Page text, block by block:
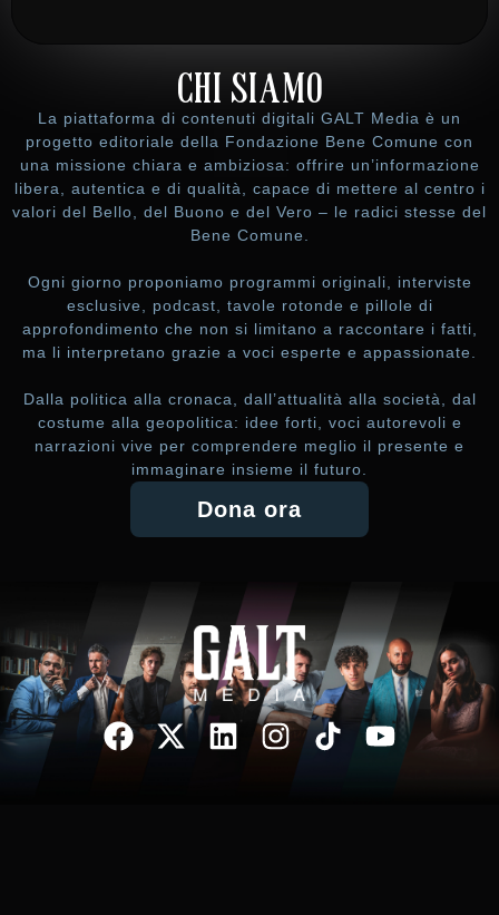
CHI SIAMO
La piattaforma di contenuti digitali GALT Media è un
progetto editoriale della Fondazione Bene Comune con
una missione chiara e ambiziosa: offrire un’informazione
libera, autentica e di qualità, capace di mettere al centro i
valori del Bello, del Buono e del Vero – le radici stesse del
Bene Comune.
Ogni giorno proponiamo programmi originali, interviste
esclusive, podcast, tavole rotonde e pillole di
approfondimento che non si limitano a raccontare i fatti,
ma li interpretano grazie a voci esperte e appassionate.
Dalla politica alla cronaca, dall’attualità alla società, dal
costume alla geopolitica: idee forti, voci autorevoli e
narrazioni vive per comprendere meglio il presente e
immaginare insieme il futuro.
Dona ora